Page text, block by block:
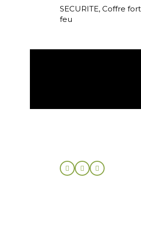
SECURITE, Coffre
feu